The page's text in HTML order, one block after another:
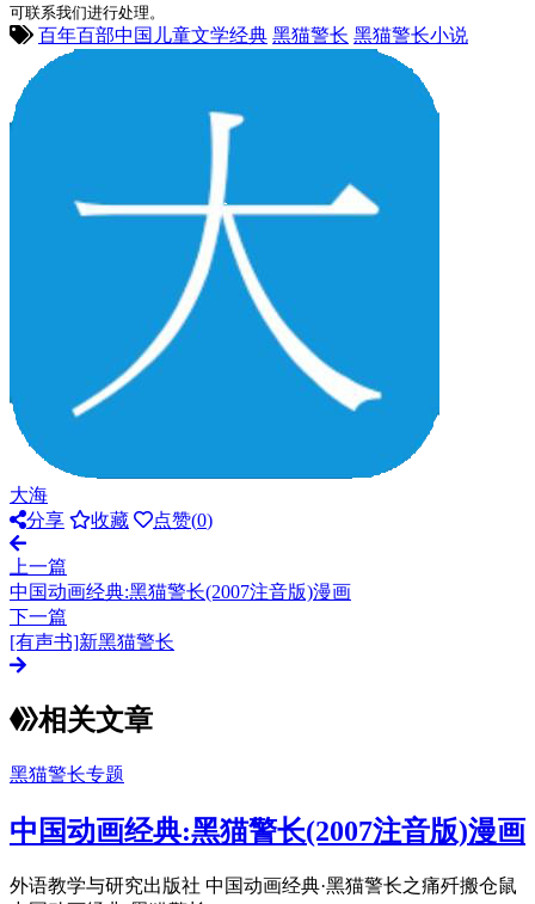
可联系我们进行处理。
百年百部中国儿童文学经典 黑猫警长 黑猫警长小说
大海
分享
收藏 点赞(0)
上一篇
中国动画经典:黑猫警长(2007注音版)漫画
下一篇
[有声书]新黑猫警长
相关文章
黑猫警长专题
中国动画经典:黑猫警长(2007注音版)漫画
外语教学与研究出版社 中国动画经典·黑猫警长之痛歼搬仓鼠